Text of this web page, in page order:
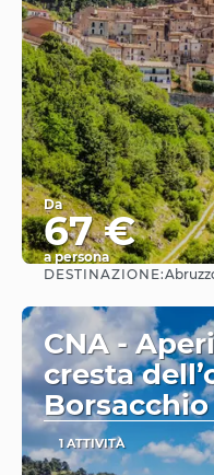
Da
67 €
a persona
DESTINAZIONE:
CNA -
cresta
Borsacchio
1 ATTIVITÀ